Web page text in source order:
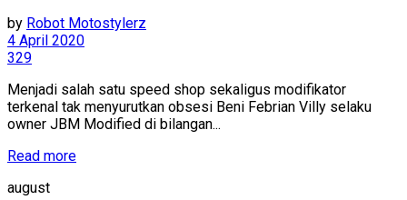
by Robot Motostylerz
4 April 2020
329
Menjadi salah satu speed shop sekaligus modifikator
terkenal tak menyurutkan obsesi Beni Febrian Villy selaku
owner JBM Modified di bilangan...
Read more
august